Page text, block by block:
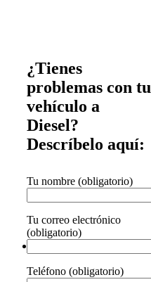
¿Tienes
problemas con tu
vehículo a
Diesel?
Descríbelo aquí:
Tu nombre (obligatorio)
Tu correo electrónico
(obligatorio)
Teléfono (obligatorio)